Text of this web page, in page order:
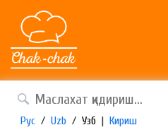
Рус / Uzb / Узб | Кириш